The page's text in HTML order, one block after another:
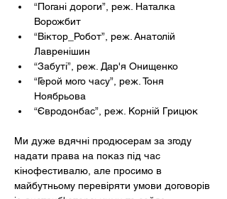
“Погані дороги”, реж. Наталка
Ворожбит
“Віктор_Робот”, реж. Анатолій
Лавренішин
“Забуті”, реж. Дар'я Онищенко
“Герой мого часу”, реж. Тоня
Ноябрьова
“Євродонбас”, реж. Корній Грицюк
Ми дуже вдячні продюсерам за згоду
надати права на показ під час
кінофестивалю, але просимо в
майбутньому перевіряти умови договорів